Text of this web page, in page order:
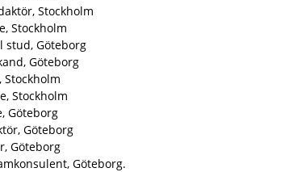
Stockholm
Stockholm
stud, Göteborg
Göteborg
Stockholm
Stockholm
Göteborg
Göteborg
Göteborg
Göteborg.